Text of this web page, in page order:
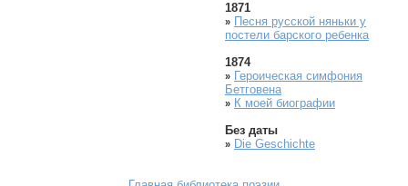
1871
» Песня русской няньки у
постели барского ребенка
1874
» Героическая симфония
Бетговена
» К моей биографии
Без даты
» Die Geschichte